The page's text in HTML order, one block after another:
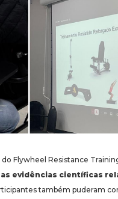
Flywheel Resistance
evidências científicas
também puderam